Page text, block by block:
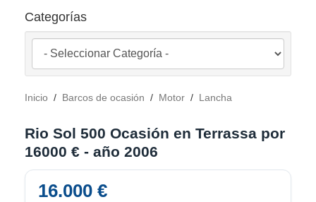
Categorías
Inicio / Barcos de ocasión / Motor / Lancha
Rio Sol 500 Ocasión en Terrassa por
16000 € - año 2006
16.000 €